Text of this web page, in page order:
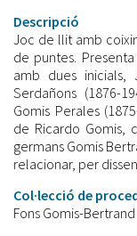
Descripció
Joc de llit amb
de puntes.
amb dues
Serdañons (1876-
Gomis Perales
de Ricardo Gomis,
germans Gomis
relacionar, per
Col·lecció de
Fons Gomis-Bertrand